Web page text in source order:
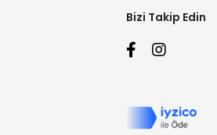
Bizi Takip Edin